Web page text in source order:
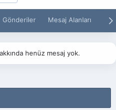
Gönderiler Mesaj Alanları
henüz mesaj yok.